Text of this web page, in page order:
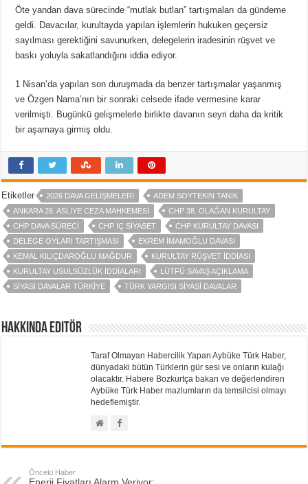
Öte yandan dava sürecinde “mutlak butlan” tartışmaları da gündeme
geldi. Davacılar, kurultayda yapılan işlemlerin hukuken geçersiz
sayılması gerektiğini savunurken, delegelerin iradesinin rüşvet ve
baskı yoluyla sakatlandığını iddia ediyor.
1 Nisan’da yapılan son duruşmada da benzer tartışmalar yaşanmış
ve Özgen Nama’nın bir sonraki celsede ifade vermesine karar
verilmişti. Bugünkü gelişmelerle birlikte davanın seyri daha da kritik
bir aşamaya girmiş oldu.
Etiketler 2026 DAVA GELIŞMELERI
ADEM SOYTEKIN TANIK
ANKARA 26. ASLIYE CEZA MAHKEMESI
CHP 38. OLAĞAN KURULTAY
CHP DAVA SÜRECI
CHP IÇ SIYASET
CHP KURULTAY DAVASI
DELEGE OYLARI TARTIŞMASI
EKREM İMAMOĞLU DAVASI
KEMAL KILIÇDAROĞLU MAĞDUR
KURULTAY RÜŞVET IDDIASI
KURULTAY USULSÜZLÜK IDDIALARI
LÜTFÜ SAVAŞ AÇIKLAMA
SIYASI DAVALAR TÜRKIYE
TÜRK YARGISI SIYASI DAVALAR
Hakkında Editör
Taraf Olmayan Habercilik Yapan Aybüke Türk Haber,
dünyadaki bütün Türklerin gür sesi ve onların kulağı
olacaktır. Habere Bozkurtça bakan ve değerlendiren
Aybüke Türk Haber mazlumların da temsilcisi olmayı
hedeflemiştir.
Önceki Haber